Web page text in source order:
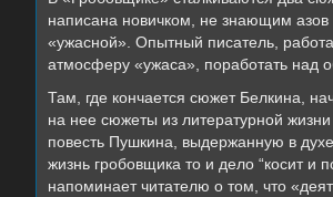
написана новичком, не знающим азов
«ужасной». Опытный писатель,
атмосферу «ужаса», поработать над
Там, где кончается сюжет Белкина,
на нее сюжеты из литературной
повесть Пушкина, выдержанную в
жизнь гробовщика то и дело “косит
напоминает читателю о том, что